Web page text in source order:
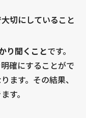
切にしていること
り聞くことです。
確にすることがで
ます。その結果、
す。